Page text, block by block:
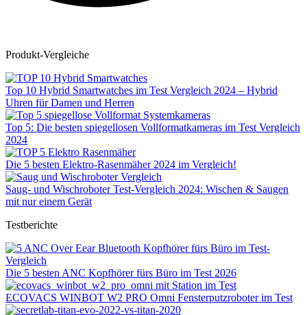
Produkt-Vergleiche
Top 10 Hybrid Smartwatches im Test Vergleich 2024 – Hybrid
Uhren für Damen und Herren
Top 5: Die besten spiegellosen Vollformatkameras im Test Vergleich
2024
Die 5 besten Elektro-Rasenmäher 2024 im Vergleich!
Saug- und Wischroboter Test-Vergleich 2024: Wischen & Saugen
mit nur einem Gerät
Testberichte
Die 5 besten ANC Kopfhörer fürs Büro im Test 2026
ECOVACS WINBOT W2 PRO Omni Fensterputzroboter im Test